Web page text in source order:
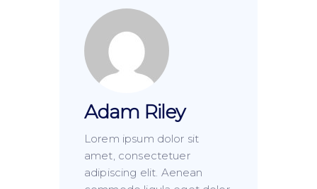
Adam Riley
Lorem ipsum dolor sit
amet, consectetuer
adipiscing elit. Aenean